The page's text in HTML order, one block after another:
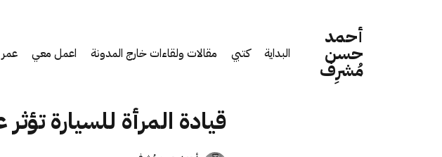
أحمد
حسن
مُشرِف
البداية كتبي مقالات ولقاءات خارج المدونة اعمل معي عمر
قيادة المرأة للسيارة